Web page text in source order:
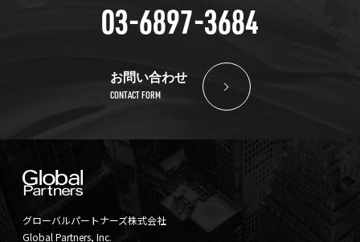
03-6897-3684
お問い合わせ
CONTACT FORM
グローバルパートナーズ株式会社
Global Partners, Inc.